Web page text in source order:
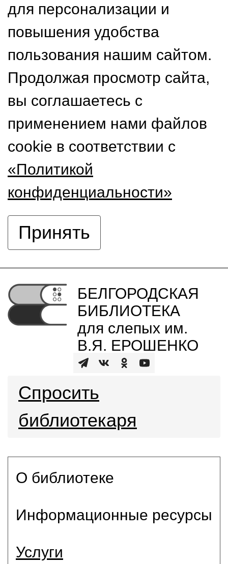
для персонализации и
повышения удобства
пользования нашим сайтом.
Продолжая просмотр сайта,
вы соглашаетесь с
применением нами файлов
cookie в соответствии с
«Политикой
конфиденциальности»
Принять
БЕЛГОРОДСКАЯ
БИБЛИОТЕКА
для слепых им.
В.Я. ЕРОШЕНКО
Спросить
библиотекаря
О библиотеке
Информационные ресурсы
Услуги